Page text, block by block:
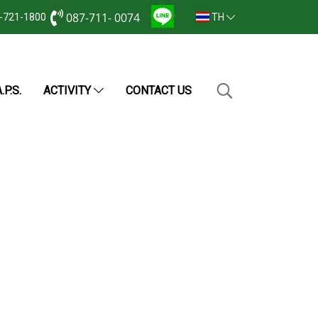
721-1800 087-711- 0074 TH
ACTIVITY CONTACT US